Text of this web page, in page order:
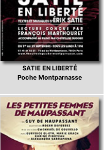
SATIE EN LIBERTÉ
Poche Montparnasse